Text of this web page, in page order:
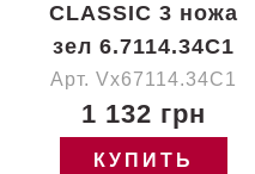
CLASSIC 3 ножа
зел 6.7114.34C1
Арт. Vx67114.34C1
1 132 грн
КУПИТЬ